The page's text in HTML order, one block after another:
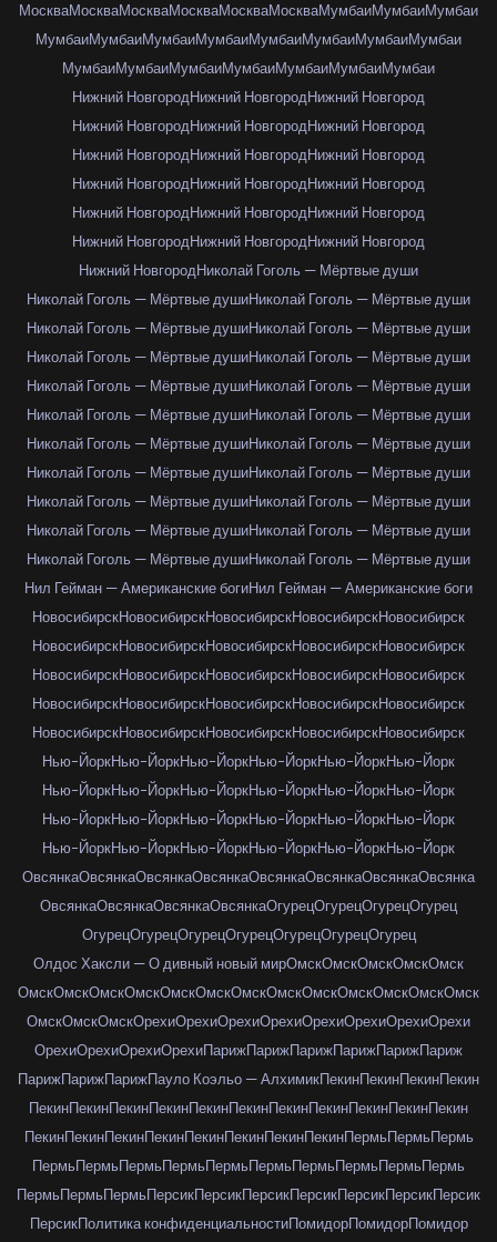
МоскваМоскваМоскваМоскваМоскваМоскваМумбаиМумбаиМумбаи
МумбаиМумбаиМумбаиМумбаиМумбаиМумбаиМумбаиМумбаи
МумбаиМумбаиМумбаиМумбаиМумбаиМумбаиМумбаи
Нижний НовгородНижний НовгородНижний Новгород
Нижний НовгородНижний НовгородНижний Новгород
Нижний НовгородНижний НовгородНижний Новгород
Нижний НовгородНижний НовгородНижний Новгород
Нижний НовгородНижний НовгородНижний Новгород
Нижний НовгородНижний НовгородНижний Новгород
Нижний НовгородНиколай Гоголь — Мёртвые души
Николай Гоголь — Мёртвые душиНиколай Гоголь — Мёртвые души
Николай Гоголь — Мёртвые душиНиколай Гоголь — Мёртвые души
Николай Гоголь — Мёртвые душиНиколай Гоголь — Мёртвые души
Николай Гоголь — Мёртвые душиНиколай Гоголь — Мёртвые души
Николай Гоголь — Мёртвые душиНиколай Гоголь — Мёртвые души
Николай Гоголь — Мёртвые душиНиколай Гоголь — Мёртвые души
Николай Гоголь — Мёртвые душиНиколай Гоголь — Мёртвые души
Николай Гоголь — Мёртвые душиНиколай Гоголь — Мёртвые души
Николай Гоголь — Мёртвые душиНиколай Гоголь — Мёртвые души
Николай Гоголь — Мёртвые душиНиколай Гоголь — Мёртвые души
Нил Гейман — Американские богиНил Гейман — Американские боги
НовосибирскНовосибирскНовосибирскНовосибирскНовосибирск
НовосибирскНовосибирскНовосибирскНовосибирскНовосибирск
НовосибирскНовосибирскНовосибирскНовосибирскНовосибирск
НовосибирскНовосибирскНовосибирскНовосибирскНовосибирск
НовосибирскНовосибирскНовосибирскНовосибирскНовосибирск
Нью-ЙоркНью-ЙоркНью-ЙоркНью-ЙоркНью-ЙоркНью-Йорк
Нью-ЙоркНью-ЙоркНью-ЙоркНью-ЙоркНью-ЙоркНью-Йорк
Нью-ЙоркНью-ЙоркНью-ЙоркНью-ЙоркНью-ЙоркНью-Йорк
Нью-ЙоркНью-ЙоркНью-ЙоркНью-ЙоркНью-ЙоркНью-Йорк
ОвсянкаОвсянкаОвсянкаОвсянкаОвсянкаОвсянкаОвсянкаОвсянка
ОвсянкаОвсянкаОвсянкаОвсянкаОгурецОгурецОгурецОгурец
ОгурецОгурецОгурецОгурецОгурецОгурецОгурец
Олдос Хаксли — О дивный новый мирОмскОмскОмскОмскОмск
ОмскОмскОмскОмскОмскОмскОмскОмскОмскОмскОмскОмскОмск
ОмскОмскОмскОрехиОрехиОрехиОрехиОрехиОрехиОрехиОрехи
ОрехиОрехиОрехиОрехиПарижПарижПарижПарижПарижПариж
ПарижПарижПарижПауло Коэльо — АлхимикПекинПекинПекинПекин
ПекинПекинПекинПекинПекинПекинПекинПекинПекинПекинПекин
ПекинПекинПекинПекинПекинПекинПекинПекинПермьПермьПермь
ПермьПермьПермьПермьПермьПермьПермьПермьПермьПермь
ПермьПермьПермьПерсикПерсикПерсикПерсикПерсикПерсикПерсик
ПерсикПолитика конфиденциальностиПомидорПомидорПомидор